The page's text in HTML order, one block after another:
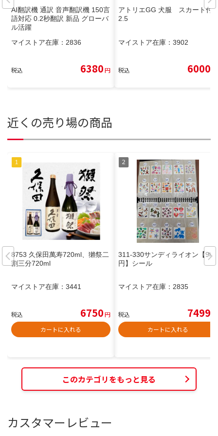
AI翻訳機 通訳 音声翻訳機 150言
語対応 0.2秒翻訳 新品 グローバ
ル活躍
マイストア在庫： 2836
税込 6380円
アトリエGG 犬服 スカート付
2.5
マイストア在庫： 3902
税込 6000
近くの売り場の商品
8753 久保田萬寿720ml、獺祭二
割三分720ml
マイストア在庫： 3441
税込 6750円
カートに入れる
311-330サンディライオン【980
円】シール
マイストア在庫： 2835
税込 7499
カートに入れる
このカテゴリをもっと見る
カスタマーレビュー